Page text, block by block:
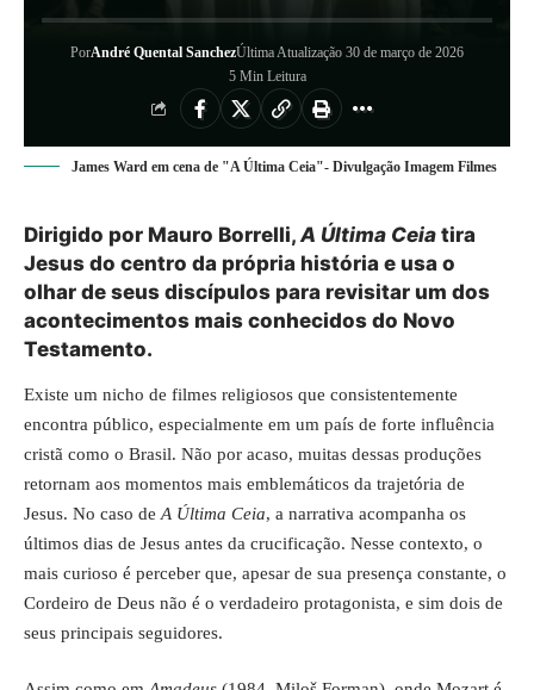
PorAndré Quental SanchezÚltima Atualização 30 de março de 2026
5 Min Leitura
James Ward em cena de "A Última Ceia"- Divulgação Imagem Filmes
Dirigido por Mauro Borrelli,A Última Ceia tira
Jesus do centro da própria história e usa o
olhar de seus discípulos para revisitar um dos
acontecimentos mais conhecidos do Novo
Testamento.
Existe um nicho de filmes religiosos que consistentemente
encontra público, especialmente em um país de forte influência
cristã como o Brasil. Não por acaso, muitas dessas produções
retornam aos momentos mais emblemáticos da trajetória de
Jesus. No caso de A Última Ceia, a narrativa acompanha os
últimos dias de Jesus antes da crucificação. Nesse contexto, o
mais curioso é perceber que, apesar de sua presença constante, o
Cordeiro de Deus não é o verdadeiro protagonista, e sim dois de
seus principais seguidores.